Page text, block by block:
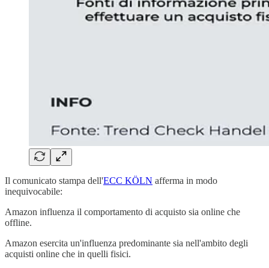
Il comunicato stampa dell'ECC KÖLN afferma in modo
inequivocabile:
Amazon influenza il comportamento di acquisto sia online che
offline.
Amazon esercita un'influenza predominante sia nell'ambito degli
acquisti online che in quelli fisici.